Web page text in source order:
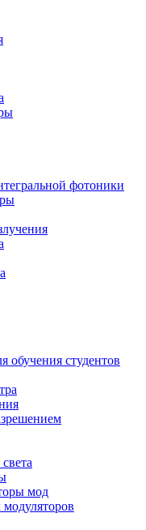
фотоники
обучения студентов
мод